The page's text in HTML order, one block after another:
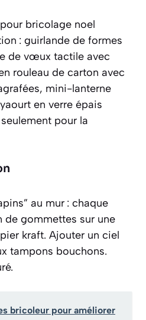
bricolage noel
: guirlande de formes
de vœux tactile avec
rouleau de carton avec
mini-lanterne
en verre épais
pour la
au mur : chaque
de gommettes sur une
kraft. Ajouter un ciel
tampons bouchons.
bricoleur pour améliorer